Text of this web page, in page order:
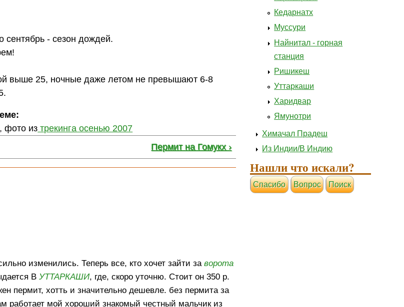
сентябрь - сезон дождей.
выше 25, ночные даже летом не превышают 6-8
, фото из трекинга осенью 2007
Пермит на Гомукх ›
изменились. Теперь все, кто хочет зайти заворота
ВУТТАРКАШИ, где, скоро уточню. Стоит он 350 р.
пермит, хотть и значительно дешевле. без пермита за
работает мой хороший знакомый честный мальчик из
Кедарнатх
Муссури
Найнитал - горная
станция
Ришикеш
Уттаркаши
Харидвар
Ямунотри
Химачал Прадеш
Из Индии/В Индию
Нашли что искали?
Cпасибо Вопрос Поиск